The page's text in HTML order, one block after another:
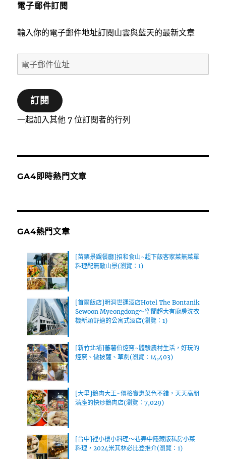
電子郵件訂閱
輸入你的電子郵件地址訂閱山雲與藍天的最新文章
電
子
郵
件
位
訂閱
一起加入其他 7 位訂閱者的行列
GA4即時熱門文章
GA4熱門文章
[苗栗景觀餐廳]招和食山~超下飯客家菜無菜單
料理配無敵山景(瀏覽：1)
[首爾飯店]明洞世運酒店Hotel The Bontanik
Sewoon Myeongdong～空間超大有廚房洗衣
機新穎舒適的公寓式酒店(瀏覽：1)
[新竹北埔]蕃薯伯焢窯~體驗農村生活，好玩的
焢窯、做披薩、草劍(瀏覽：14,403)
[大里]鵝肉大王~價格實惠菜色不錯，天天高朋
滿座的快炒鵝肉店(瀏覽：7,029)
[台中]裡小樓小料理～巷弄中隱藏版私房小菜
料理，2024米其林必比登推介(瀏覽：1)